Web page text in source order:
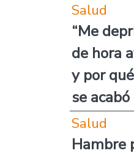
Salud
“Me
de hora
y por
se
Salud
Hambre